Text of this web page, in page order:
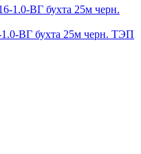
ВГ бухта 25м черн. ТЭП